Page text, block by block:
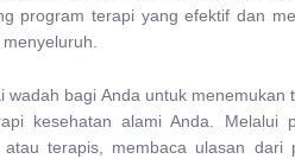
program terapi yang efektif dan
wadah bagi Anda untuk
kesehatan alami Anda. Melalui
terapis, membaca ulasan dari